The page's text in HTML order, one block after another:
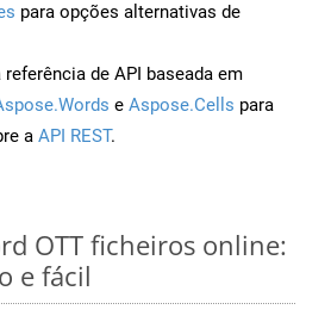
para opções alternativas de
de API baseada em
e Aspose.Cells para
a API REST.
OTT ficheiros online:
e fácil